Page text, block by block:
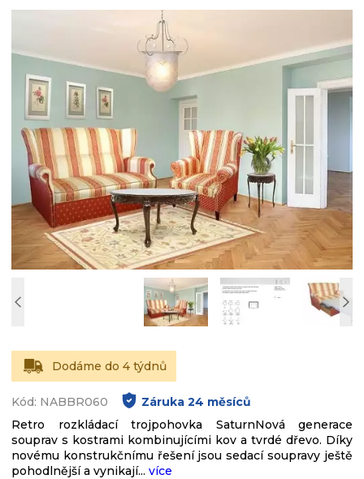
Dodáme do 4 týdnů
Kód: NABBR060 Záruka 24 měsíců
Retro rozkládací trojpohovka SaturnNová generace
souprav s kostrami kombinujícími kov a tvrdé dřevo. Díky
novému konstrukčnímu řešení jsou sedací soupravy ještě
pohodlnější a vynikají... více